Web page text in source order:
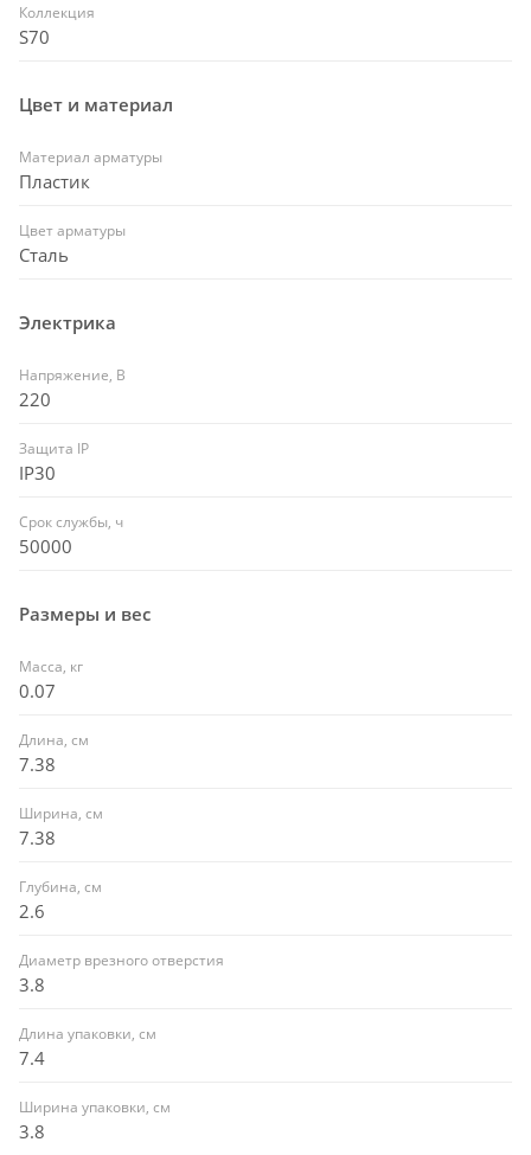
Коллекция
S70
Цвет и материал
Материал арматуры
Пластик
Цвет арматуры
Сталь
Электрика
Напряжение, В
220
Защита IP
IP30
Срок службы, ч
50000
Размеры и вес
Масса, кг
0.07
Длина, см
7.38
Ширина, см
7.38
Глубина, см
2.6
Диаметр врезного отверстия
3.8
Длина упаковки, см
7.4
Ширина упаковки, см
3.8